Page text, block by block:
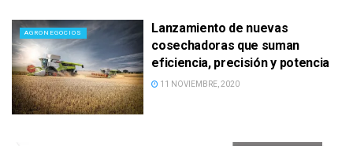
AGRONEGOCIOS
Lanzamiento de nuevas
cosechadoras que suman
eficiencia, precisión y potencia
11 NOVIEMBRE, 2020